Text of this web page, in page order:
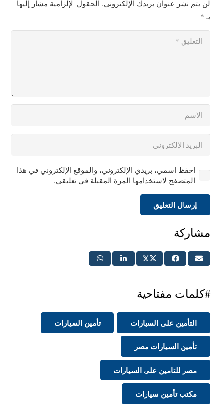
لن يتم نشر عنوان بريدك الإلكتروني. الحقول الإلزامية مشار إليها
بـ *
احفظ اسمي، بريدي الإلكتروني، والموقع الإلكتروني في هذا
المتصفح لاستخدامها المرة المقبلة في تعليقي.
إرسال التعليق
مشاركة
#كلمات مفتاحية
التأمين على السيارات تأمين السيارات
تأمين السيارات مصر
مصر للتامين على السيارات
مكتب تأمين سيارات